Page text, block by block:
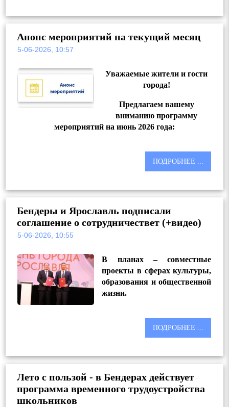
Анонс мероприятий на текущий месяц
5-06-2026, 10:57
Уважаемые жители и гости
города!
Предлагаем вашему
вниманию программу
мероприятий на июнь2026 года:
ПОДРОБНЕЕ ...
Бендеры и Ярославль подписали
соглашение о сотрудничествет (+видео)
5-06-2026, 10:55
В планах – совместные
проекты в сферах культуры,
образования и общественной
жизни.
ПОДРОБНЕЕ ...
Лето с пользой - в Бендерах действует
программа временного трудоустройства
школьников